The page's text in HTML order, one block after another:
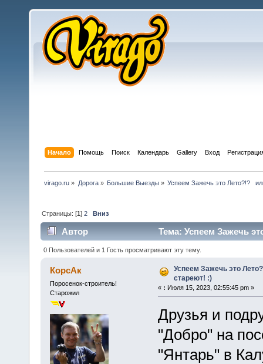
Начало Помощь Поиск Календарь Gallery Вход
virago.ru » Дорога» Большие Выезды» Успеем Зажечь это Лето?!?
Страницы: [1]2 Вниз
Автор Тема: Успеем Зажечь
0 Пользователей и 1 Гость просматривают эту тему.
КорсАк
Поросенок-строитель!
Старожил
Успеем Зажечь это
стареют! :)
« : Июля 15, 2023, 02:55:45 pm »
Друзья и
"Добро" на
"Янтарь" в